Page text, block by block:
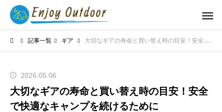
記事一覧 ギア 大切なギアの寿命と買い替え時の目安！安全で快適なキャンプを続けるために
2026.05.06
大切なギアの寿命と買い替え時の目安！安全
で快適なキャンプを続けるために